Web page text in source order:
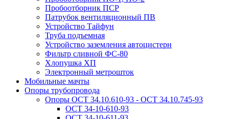
Пробоотборник ПСР
Патрубок вентиляционный ПВ
Устройство Тайфун
Труба подъемная
Устройство заземления автоцистерн
Фильтр сливной ФС-80
Хлопушка ХП
Электронный метрошток
Мобильные мачты
Опоры трубопровода
Опоры ОСТ 34.10.610-93 - ОСТ 34.10.745-93
ОСТ 34-10-610-93